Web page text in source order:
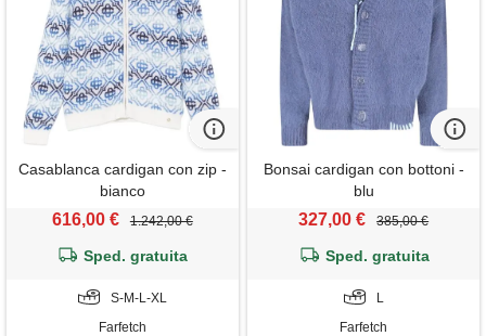
Casablanca cardigan con zip -
bianco
616,00 € 1.242,00 €
Sped. gratuita
S-M-L-XL
Farfetch
Bonsai cardigan con bottoni -
blu
327,00 € 385,00 €
Sped. gratuita
L
Farfetch